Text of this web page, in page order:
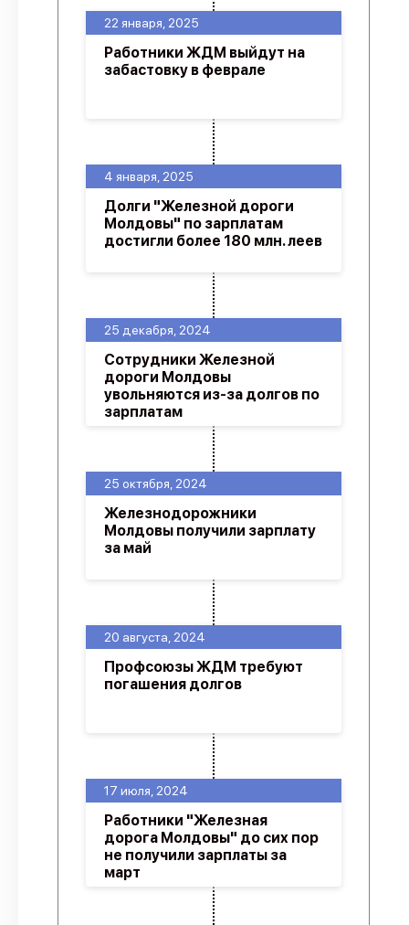
17 июля, 2024
Работники "Железная
дорога Молдовы" до сих пор
не получили зарплаты за
март
20 августа, 2024
Профсоюзы ЖДМ требуют
погашения долгов
25 октября, 2024
Железнодорожники
Молдовы получили зарплату
за май
25 декабря, 2024
Сотрудники Железной
дороги Молдовы
увольняются из-за долгов по
зарплатам
4 января, 2025
Долги "Железной дороги
Молдовы" по зарплатам
достигли более 180 млн. леев
22 января, 2025
Работники ЖДМ выйдут на
забастовку в феврале